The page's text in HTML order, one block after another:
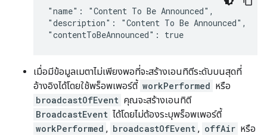
"name": "Content To Be Announced",
"description": "Content To Be Announced",
เมื่อมีข้อมูลเมตาไม่เพียงพอที่จะสร้างเอนทิตีระดับบนสุดที่
อ้างอิงได้โดยใช้พร็อพเพอร์ตี้ workPerformed หรือ
broadcastOfEvent คุณจะสร้างเอนทิตี
BroadcastEvent ได้โดยไม่ต้องระบุพร็อพเพอร์ตี้
workPerformed , broadcastOfEvent , offAir หรือ